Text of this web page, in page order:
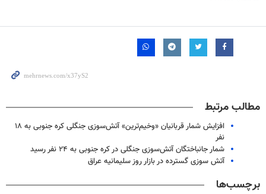
مطالب مرتبط
افزایش شمار قربانیان «وخیم‌ترین» آتش‌سوزی جنگلی کره جنوبی به ۱۸
نفر
شمار جانباختگان آتش‌سوزی جنگلی در کره جنوبی به ۲۴ نفر رسید
آتش سوزی گسترده در بازار روز سلیمانیه عراق
برچسب‌ها